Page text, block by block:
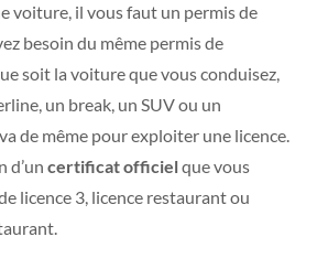
voiture, il vous faut un permis de
besoin du même permis de
soit la voiture que vous conduisez,
un break, un SUV ou un
de même pour exploiter une licence.
d’uncertificat officielque vous
licence 3, licence restaurant ou